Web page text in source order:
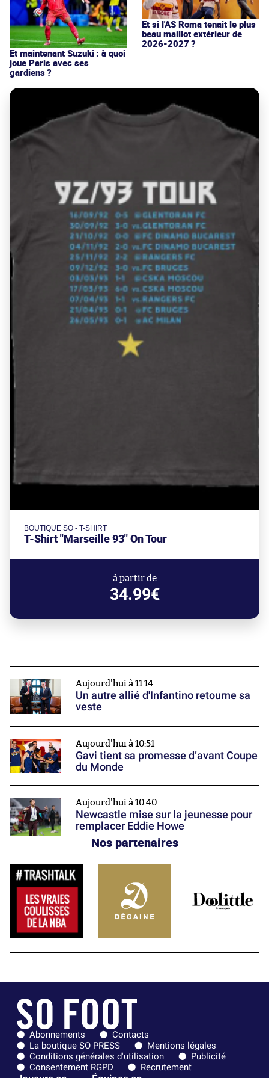
Et maintenant Suzuki : à quoi
joue Paris avec ses
gardiens ?
Et si l'AS Roma tenait le plus
beau maillot extérieur de
2026-2027 ?
BOUTIQUE SO - T-SHIRT
T-Shirt "Marseille 93" On Tour
à partir de
34.99€
Aujourd'hui à 11:14
Un autre allié d'Infantino retourne sa
veste
Aujourd'hui à 10:51
Gavi tient sa promesse d’avant Coupe
du Monde
Aujourd'hui à 10:40
Newcastle mise sur la jeunesse pour
remplacer Eddie Howe
Nos partenaires
Abonnements
Contacts
La boutique SO PRESS
Mentions légales
Conditions générales d'utilisation
Publicité
Consentement RGPD
Recrutement